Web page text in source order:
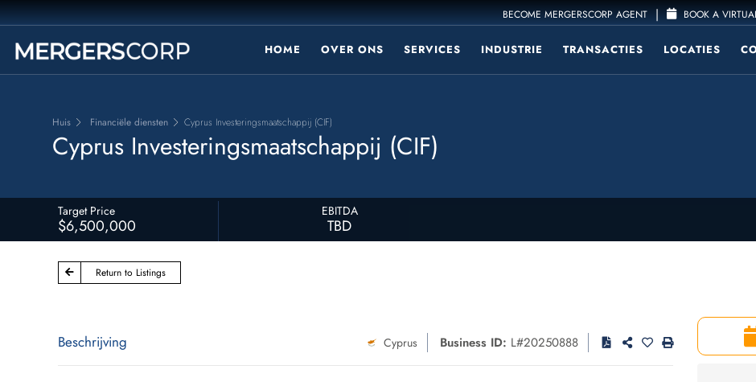
BECOME MERGERSCORP AGENT | BOOK A
HOME OVER ONS SERVICES INDUSTRIE TRANSACTIES LOCATIES
Huis Financiële diensten Cyprus Investeringsmaatschappij (CIF)
Cyprus Investeringsmaatschappij (CIF)
Target Price
$6,500,000
EBITDA
TBD
Return to Listings
Beschrijving Cyprus Business ID: L#20250888